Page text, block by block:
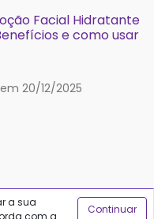
Facial Hidratante
e como usar
20/12/2025
a sua
com a
Continuar